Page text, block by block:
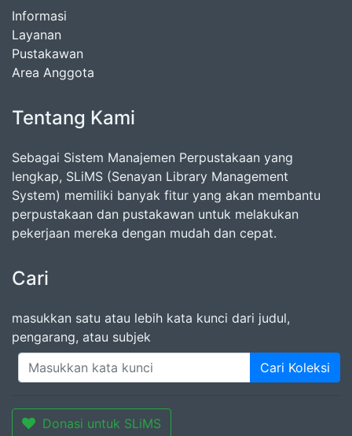
Informasi
Layanan
Pustakawan
Area Anggota
Tentang Kami
Sebagai Sistem Manajemen Perpustakaan yang
lengkap, SLiMS (Senayan Library Management
System) memiliki banyak fitur yang akan membantu
perpustakaan dan pustakawan untuk melakukan
pekerjaan mereka dengan mudah dan cepat.
Cari
masukkan satu atau lebih kata kunci dari judul,
pengarang, atau subjek
Cari Koleksi
Donasi untuk SLiMS